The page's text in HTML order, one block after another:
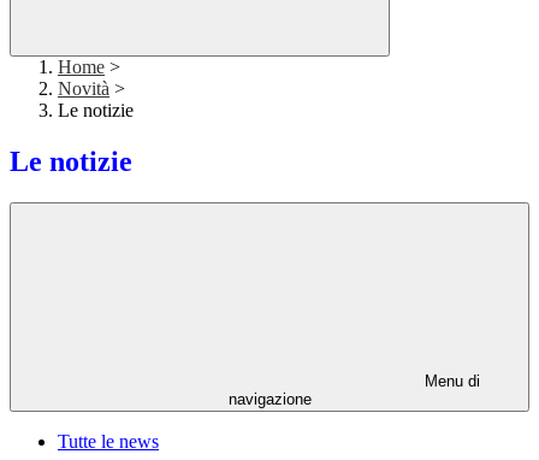
Home >
Novità >
Le notizie
Le notizie
Menu di
navigazione
Tutte le news